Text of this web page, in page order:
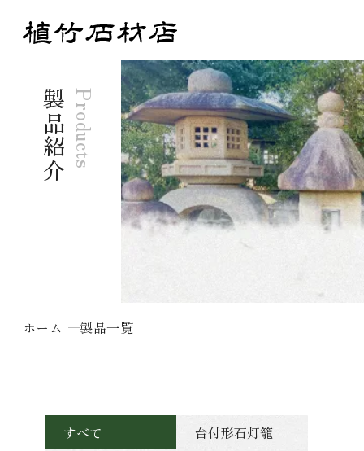
Products
製品紹介
ホーム 製品一覧
すべて 台付形石灯籠